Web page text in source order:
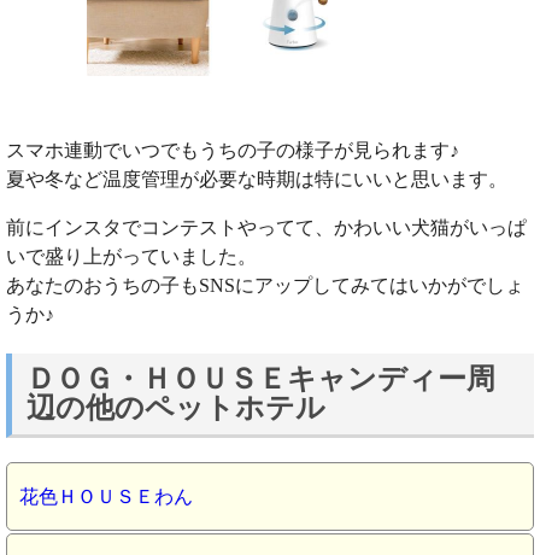
スマホ連動でいつでもうちの子の様子が見られます♪
夏や冬など温度管理が必要な時期は特にいいと思います。
前にインスタでコンテストやってて、かわいい犬猫がいっぱ
いで盛り上がっていました。
あなたのおうちの子もSNSにアップしてみてはいかがでしょ
うか♪
ＤＯＧ・ＨＯＵＳＥキャンディー周
辺の他のペットホテル
花色ＨＯＵＳＥわん